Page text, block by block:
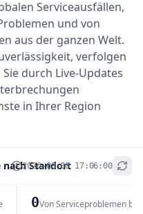
Serviceausfällen,
und von
aus der ganzen Welt.
verfolgen
durch Live-Updates
in Ihrer Region
nach Standort
2026-08-08 17:06:00
0Von Serviceproblemen
+